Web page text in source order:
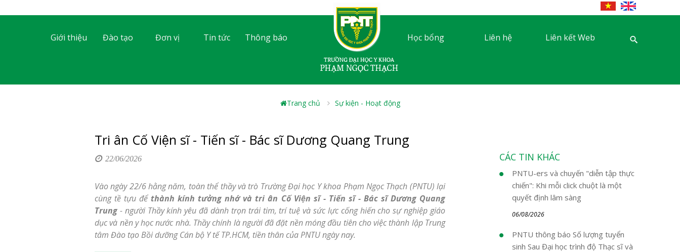
Giới thiệu Đào tạo Đơn vị Tin tức Thông báo Học bổng Liên hệ Liên kết Web
Trang chủ Sự kiện - Hoạt động
Tri ân Cố Viện sĩ - Tiến sĩ - Bác sĩ Dương Quang Trung
22/06/2026
Vào ngày 22/6 hằng năm, toàn thể thầy và trò Trường Đại học Y khoa Phạm Ngọc Thạch (PNTU) lại
cùng tề tựu để thành kính tưởng nhớ và tri ân Cố Viện sĩ - Tiến sĩ - Bác sĩ Dương Quang
Trung - người Thầy kính yêu đã dành trọn trái tim, trí tuệ và sức lực cống hiến cho sự nghiệp giáo
dục và nền y học nước nhà. Thầy chính là người đã đặt nền móng đầu tiên cho việc thành lập Trung
tâm Đào tạo Bồi dưỡng Cán bộ Y tế TP.HCM, tiền thân của PNTU ngày nay.
CÁC TIN KHÁC
PNTU-ers và chuyến "diễn tập thực
chiến": Khi mỗi click chuột là một
quyết định lâm sàng
06/08/2026
PNTU thông báo Số lượng tuyển
sinh Sau Đại học trình độ Thạc sĩ và